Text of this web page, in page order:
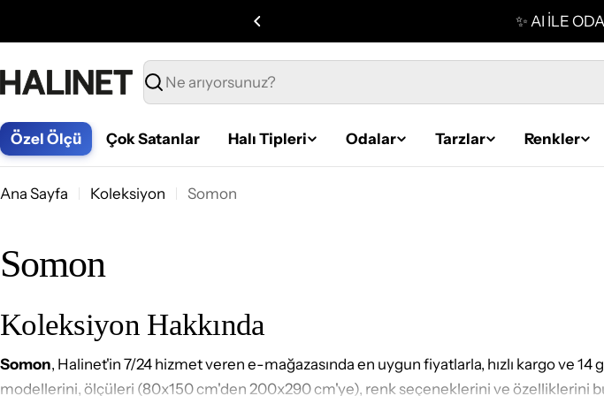
🚚 TÜM TÜRKİYE'YE
Ara
Özel Ölçü Çok Satanlar Halı Tipleri Odalar Tarzlar Renkler
Ana Sayfa Koleksiyon Somon
Somon
Koleksiyon Hakkında
Somon, Halinet'in 7/24 hizmet veren e-mağazasında en uygun fiyatlarla, hızlı kargo ve
modellerini, ölçüleri (80x150 cm'den 200x290 cm'ye), renk seçeneklerini ve özelliklerini